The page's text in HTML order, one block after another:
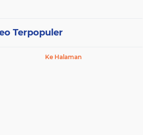
Terpopuler
Ke Halaman